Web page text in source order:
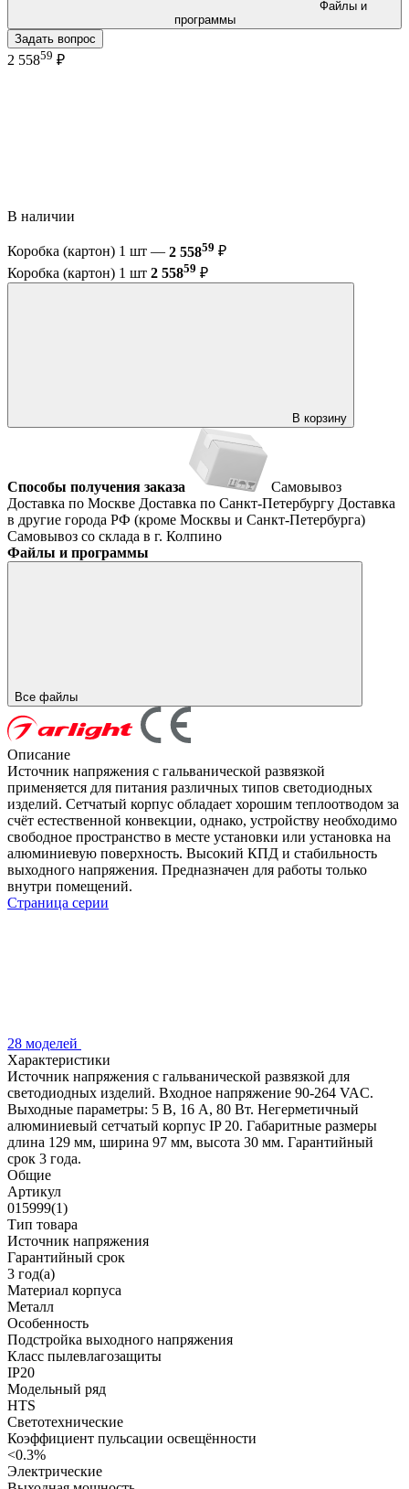
программы
Задать вопрос
2 55859 ₽
В наличии
Коробка (картон) 1 шт — 2 55859 ₽
Коробка (картон) 1 шт 2 55859 ₽
В корзину
Способы получения заказа
Самовывоз
Доставка по Москве Доставка по Санкт-Петербургу Доставка
в другие города РФ (кроме Москвы и Санкт-Петербурга)
Самовывоз со склада в г. Колпино
Файлы и программы
Все файлы
Описание
Источник напряжения с гальванической развязкой
применяется для питания различных типов светодиодных
изделий. Сетчатый корпус обладает хорошим теплоотводом за
счёт естественной конвекции, однако, устройству необходимо
свободное пространство в месте установки или установка на
алюминиевую поверхность. Высокий КПД и стабильность
выходного напряжения. Предназначен для работы только
внутри помещений.
Страница серии
28 моделей
Характеристики
Источник напряжения с гальванической развязкой для
светодиодных изделий. Входное напряжение 90-264 VAC.
Выходные параметры: 5 В, 16 А, 80 Вт. Негерметичный
алюминиевый сетчатый корпус IP 20. Габаритные размеры
длина 129 мм, ширина 97 мм, высота 30 мм. Гарантийный
срок 3 года.
Общие
Артикул
015999(1)
Тип товара
Источник напряжения
Гарантийный срок
3 год(а)
Материал корпуса
Металл
Особенность
Подстройка выходного напряжения
Класс пылевлагозащиты
IP20
Модельный ряд
HTS
Светотехнические
Коэффициент пульсации освещённости
<0.3%
Электрические